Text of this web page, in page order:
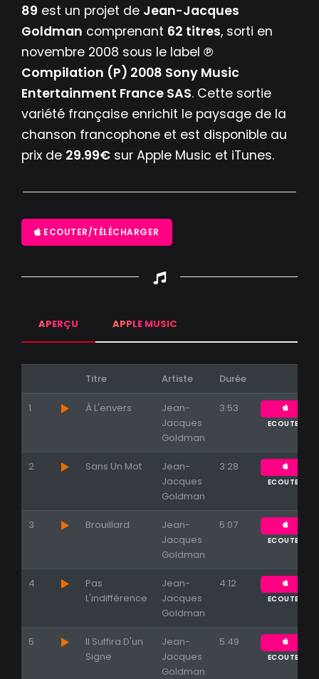
89 est un projet de Jean-Jacques
Goldman comprenant 62 titres, sorti en
novembre 2008 sous le label ℗
Compilation (P) 2008 Sony Music
Entertainment France SAS. Cette sortie
variété française enrichit le paysage de la
chanson francophone et est disponible au
prix de 29.99€ sur Apple Music et iTunes.
ECOUTER/TÉLÉCHARGER
APERÇU APPLE MUSIC
Titre Artiste Durée
1 À L'envers
Jean-
Jacques
Goldman
3:53
ECOUTER
2 Sans Un Mot
Jean-
Jacques
Goldman
3:28
ECOUTER
3 Brouillard
Jean-
Jacques
Goldman
5:07
ECOUTER
4
Pas
L'indifférence
Jean-
Jacques
Goldman
4:12
ECOUTER
5
Il Suffira D'un
Signe
Jean-
Jacques
Goldman
5:49
ECOUTER